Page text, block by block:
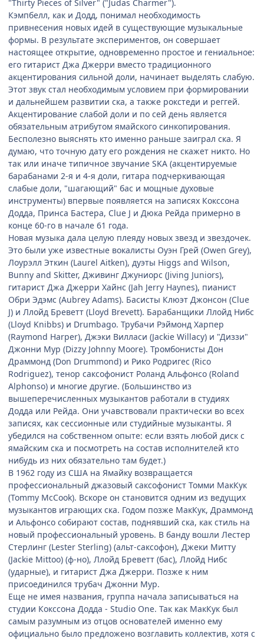
"Thirty Pieces of Silver" ("Judas Charmer").
Кэмпбелл, как и Додд, понимал необходимость
привнесения новых идей в существующие музыкальные
формы. В результате экспериментов, он совершает
настоящее открытие, одновременно простое и гениальное:
его гитарист Джа Джерри вместо традиционного
акцентирования сильной доли, начинает выделять слабую.
Этот звук стал необходимым условием при формировании
и дальнейшем развитии ска, а также рокстеди и реггей.
Акцентирование слабой доли и по сей день является
обязательным атрибутом ямайского синкопирования.
Бесполезно выяснять кто именно раньше заиграл ска. Я
думаю, что точную дату его рождения не скажет никто. Но
так или иначе типичное звучание SKA (акцентируемые
барабанами 2-я и 4-я доли, гитара подчеркивающая
слабые доли, "шагающий" бас и мощные духовые
инструменты) впервые появляется на записях Кокссона
Додда, Принса Бастера, Clue J и Дюка Рейда примерно в
конце 60-го в начале 61 года.
Новая музыка дала целую плеяду новых звезд и звездочек.
Это были уже известные вокалисты Оуэн Грей (Owen Grey),
Лоурэлл Эткин (Laurel Aitken), дуэты Higgs and Wilson,
Bunny and Skitter, Дживинг Джуниорс (Jiving Juniors),
гитарист Джа Джерри Хайнс (Jah Jerry Haynes), пианист
Обри Эдэмс (Aubrey Adams). Басисты Клюэт Джонсон (Clue
J) и Ллойд Бреветт (Lloyd Brevett). Барабанщики Ллойд Нибс
(Lloyd Knibbs) и Drumbago. Трубачи Рэймонд Харпер
(Raymond Harper), Джэки Вилласи (Jackie Willacy) и "Диззи"
Джонни Мур (Dizzy Johnny Moore). Тромбонисты Дон
Драммонд (Don Drummond) и Рико Родригес (Rico
Rodriguez), тенор саксофонист Роланд Альфонсо (Roland
Alphonso) и многие другие. (Большинство из
вышеперечисленных музыкантов работали в студиях
Додда или Рейда. Они учавствовали практически во всех
записях, как сессионные или студийные музыканты. Я
убедился на собственном опыте: если взять любой диск с
ямайским ска и посмотреть на состав исполнителей кто
нибудь из них обязательно там будет.)
В 1962 году из США на Ямайку возвращается
профессиональный джазовый саксофонист Томми МакКук
(Tommy McCook). Вскоре он становится одним из ведущих
музыкантов играющих ска. Годом позже МакКук, Драммонд
и Альфонсо собирают состав, поднявший ска, как стиль на
новый профессиональный уровень. В банду вошли Лестер
Стерлинг (Lester Sterling) (альт-саксофон), Джеки Митту
(Jackie Mittoo) (ф-но), Ллойд Бреветт (бас), Ллойд Нибс
(ударные), и гитарист Джа Джерри. Позже к ним
присоединился трубач Джонни Мур.
Еще не имея названия, группа начала записываться на
студии Кокссона Додда - Studio One. Так как МакКук был
самым разумным из отцов основателей именно ему
официально было предложено возглавить коллектив, хотя с